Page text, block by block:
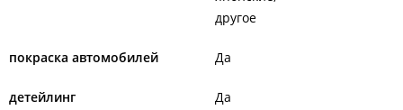
другое
покраска автомобилей Да
детейлинг Да